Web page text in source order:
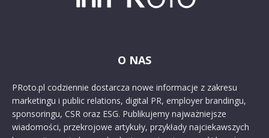
O NAS
PRoto.pl codziennie dostarcza nowe informacje z zakresu
marketingu i public relations, digital PR, employer brandingu,
sponsoringu, CSR oraz ESG. Publikujemy najważniejsze
wiadomości, przekrojowe artykuły, przykłady najciekawszych